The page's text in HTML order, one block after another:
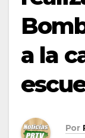
a la
Por